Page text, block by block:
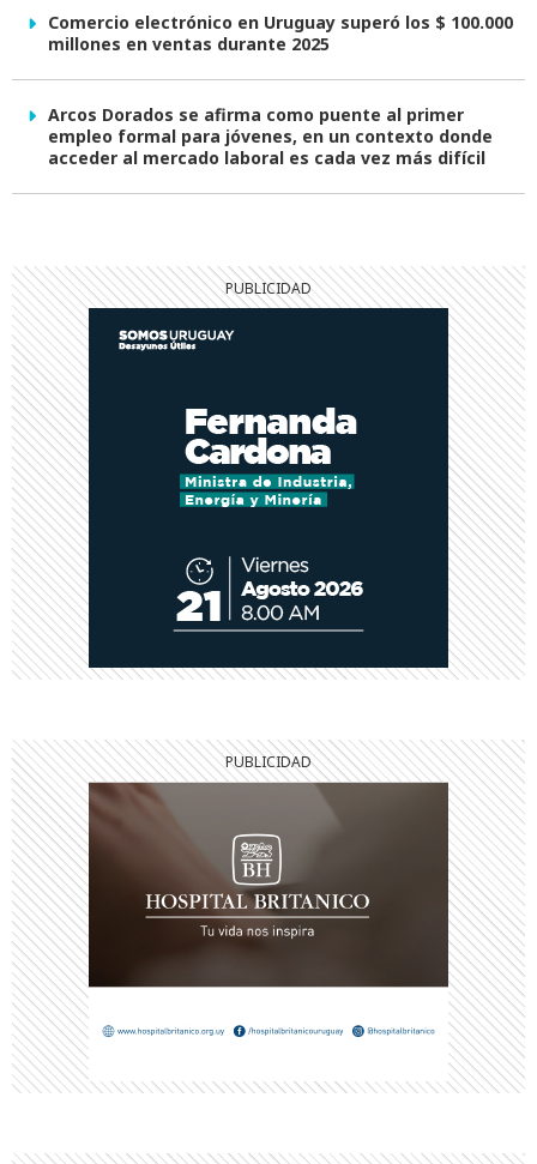
Comercio electrónico en Uruguay superó los $ 100.000
millones en ventas durante 2025
Arcos Dorados se afirma como puente al primer
empleo formal para jóvenes, en un contexto donde
acceder al mercado laboral es cada vez más difícil